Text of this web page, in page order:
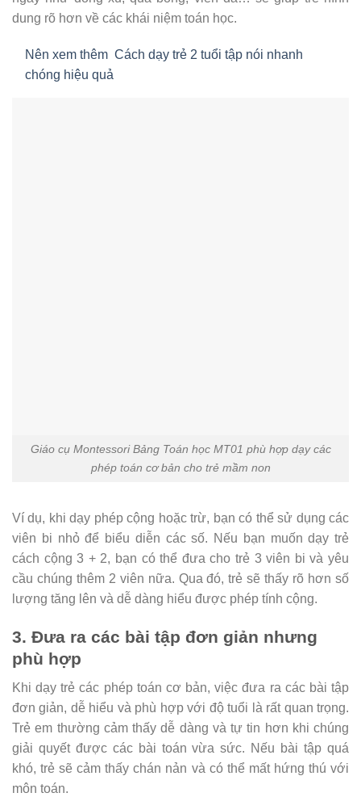
dung rõ hơn về các khái niệm toán học.
Nên xem thêm Cách dạy trẻ 2 tuổi tập nói nhanh
chóng hiệu quả
Giáo cụ Montessori Bảng Toán học MT01 phù hợp dạy các
phép toán cơ bản cho trẻ mầm non
Ví dụ, khi dạy phép cộng hoặc trừ, bạn có thể sử dụng các
viên bi nhỏ để biểu diễn các số. Nếu bạn muốn dạy trẻ
cách cộng 3 + 2, bạn có thể đưa cho trẻ 3 viên bi và yêu
cầu chúng thêm 2 viên nữa. Qua đó, trẻ sẽ thấy rõ hơn số
lượng tăng lên và dễ dàng hiểu được phép tính cộng.
3. Đưa ra các bài tập đơn giản nhưng
phù hợp
Khi dạy trẻ các phép toán cơ bản, việc đưa ra các bài tập
đơn giản, dễ hiểu và phù hợp với độ tuổi là rất quan trọng.
Trẻ em thường cảm thấy dễ dàng và tự tin hơn khi chúng
giải quyết được các bài toán vừa sức. Nếu bài tập quá
khó, trẻ sẽ cảm thấy chán nản và có thể mất hứng thú với
môn toán.